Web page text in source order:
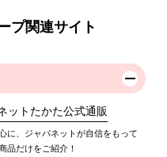
プ関連サイト
ットたかた公式通販
に、ジャパネットが自信をもって
品だけをご紹介！